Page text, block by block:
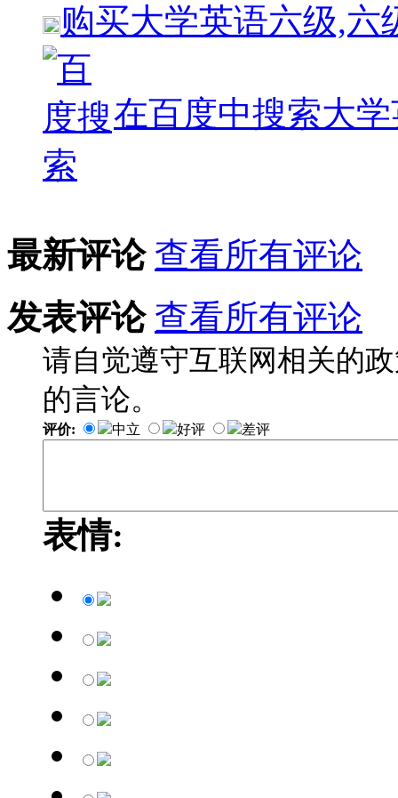
购买大学英语六级,六
在百度中搜索大
最新评论 查看所有评论
发表评论 查看所有评论
请自觉遵守互联网相关的
的言论。
评价: 中立 好评 差评
表情: